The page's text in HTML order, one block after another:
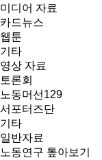
미디어 자료
카드뉴스
웹툰
기타
영상 자료
토론회
노동머선129
서포터즈단
기타
일반자료
노동연구 톺아보기